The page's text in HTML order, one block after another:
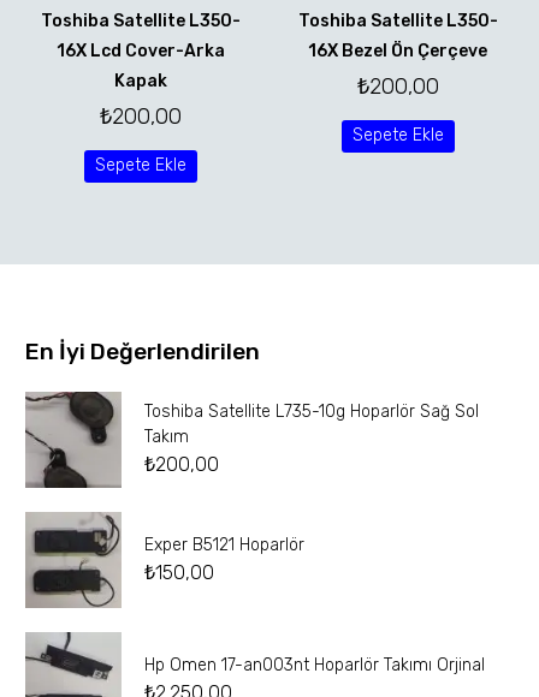
Toshiba Satellite L350-
16X Lcd Cover-Arka
Kapak
₺200,00
Sepete Ekle
Toshiba Satellite L350-
16X Bezel Ön Çerçeve
₺200,00
Sepete Ekle
En İyi Değerlendirilen
Toshiba Satellite L735-10g Hoparlör Sağ Sol
Takım
₺200,00
Exper B5121 Hoparlör
₺150,00
Hp Omen 17-an003nt Hoparlör Takımı Orjinal
₺2.250,00